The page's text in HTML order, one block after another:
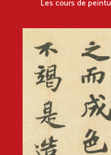
Les cours de